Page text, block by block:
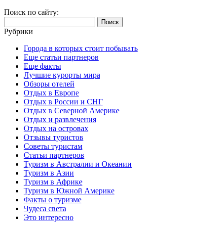
Поиск по сайту:
Рубрики
Города в которых стоит побывать
Еще статьи партнеров
Еще факты
Лучшие курорты мира
Обзоры отелей
Отдых в Европе
Отдых в России и СНГ
Отдых в Северной Америке
Отдых и развлечения
Отдых на островах
Отзывы туристов
Советы туристам
Статьи партнеров
Туризм в Австралии и Океании
Туризм в Азии
Туризм в Африке
Туризм в Южной Америке
Факты о туризме
Чудеса света
Это интересно